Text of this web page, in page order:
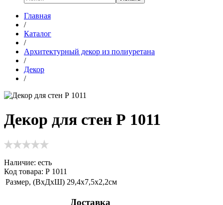
Главная
/
Каталог
/
Архитектурный декор из полиуретана
/
Декор
/
Декор для стен Р 1011
Наличие: есть
Код товара: Р 1011
Размер, (ВхДхШ) 29,4х7,5х2,2см
Доставка